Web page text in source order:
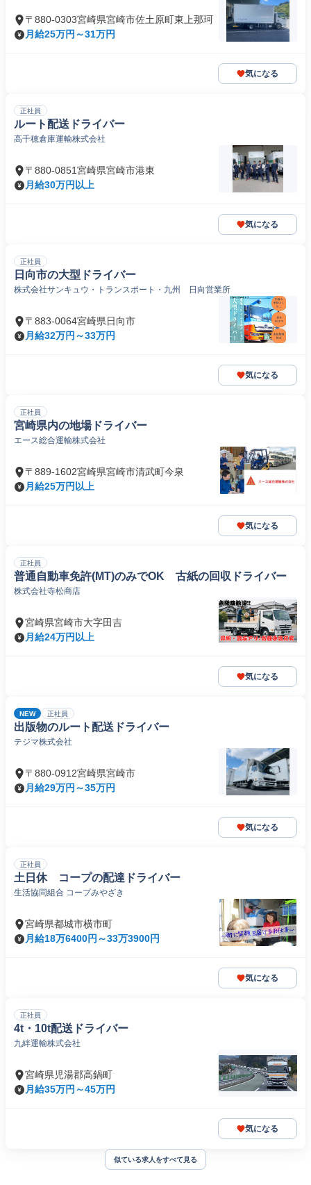
〒880-0303宮崎県宮崎市佐土原町東上那珂
月給25万円～31万円
気になる
正社員
ルート配送ドライバー
高千穂倉庫運輸株式会社
〒880-0851宮崎県宮崎市港東
月給30万円以上
気になる
正社員
日向市の大型ドライバー
株式会社サンキュウ・トランスポート・九州 日向営業所
〒883-0064宮崎県日向市
月給32万円～33万円
気になる
正社員
宮崎県内の地場ドライバー
エース総合運輸株式会社
〒889-1602宮崎県宮崎市清武町今泉
月給25万円以上
気になる
正社員
普通自動車免許(MT)のみでOK 古紙の回収ドライバー
株式会社寺松商店
宮崎県宮崎市大字田吉
月給24万円以上
気になる
NEW 正社員
出版物のルート配送ドライバー
テジマ株式会社
〒880-0912宮崎県宮崎市
月給29万円～35万円
気になる
正社員
土日休 コープの配達ドライバー
生活協同組合 コープみやざき
宮崎県都城市横市町
月給18万6400円～33万3900円
気になる
正社員
4t・10t配送ドライバー
九絆運輸株式会社
宮崎県児湯郡高鍋町
月給35万円～45万円
気になる
似ている求人をすべて見る